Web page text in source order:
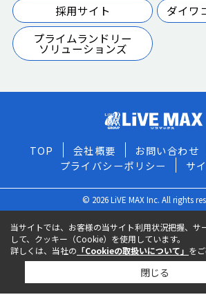
採用サイト
ダイワ
プライムランドリー
ソリューションズ
TOP 会社概要 お問い合わせ
プライバシーポリシー
サ
© 2026 LiVE MAX Inc. All rights
当サイトでは、お客様の当サイト利用状況把握、サ
して、クッキー（Cookie）を使用しています。
詳しくは、当社の 「Cookieの取扱いについて」 を
閉じる